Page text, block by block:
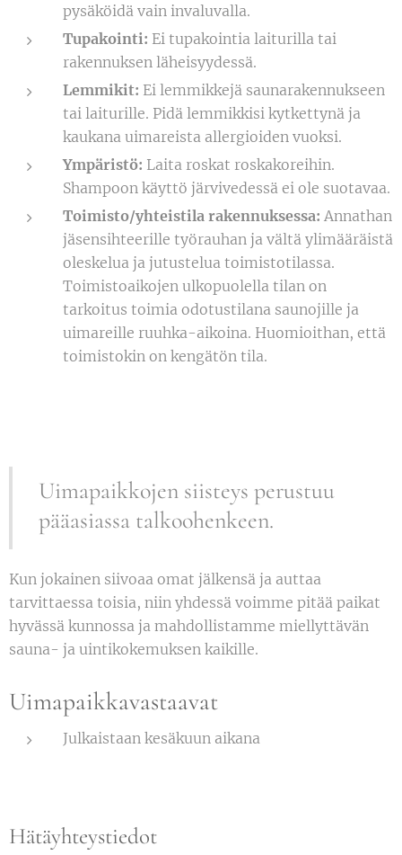
pysäköidä vain invaluvalla.
Tupakointi: Ei tupakointia laiturilla tai
rakennuksen läheisyydessä.
Lemmikit: Ei lemmikkejä saunarakennukseen
tai laiturille. Pidä lemmikkisi kytkettynä ja
kaukana uimareista allergioiden vuoksi.
Ympäristö: Laita roskat roskakoreihin.
Shampoon käyttö järvivedessä ei ole suotavaa.
Toimisto/yhteistila rakennuksessa: Annathan
jäsensihteerille työrauhan ja vältä ylimääräistä
oleskelua ja jutustelua toimistotilassa.
Toimistoaikojen ulkopuolella tilan on
tarkoitus toimia odotustilana saunojille ja
uimareille ruuhka-aikoina. Huomioithan, että
toimistokin on kengätön tila.
Uimapaikkojen siisteys perustuu
pääasiassa talkoohenkeen.
Kun jokainen siivoaa omat jälkensä ja auttaa
tarvittaessa toisia, niin yhdessä voimme pitää paikat
hyvässä kunnossa ja mahdollistamme miellyttävän
sauna- ja uintikokemuksen kaikille.
Uimapaikkavastaavat
Julkaistaan kesäkuun aikana
Hätäyhteystiedot